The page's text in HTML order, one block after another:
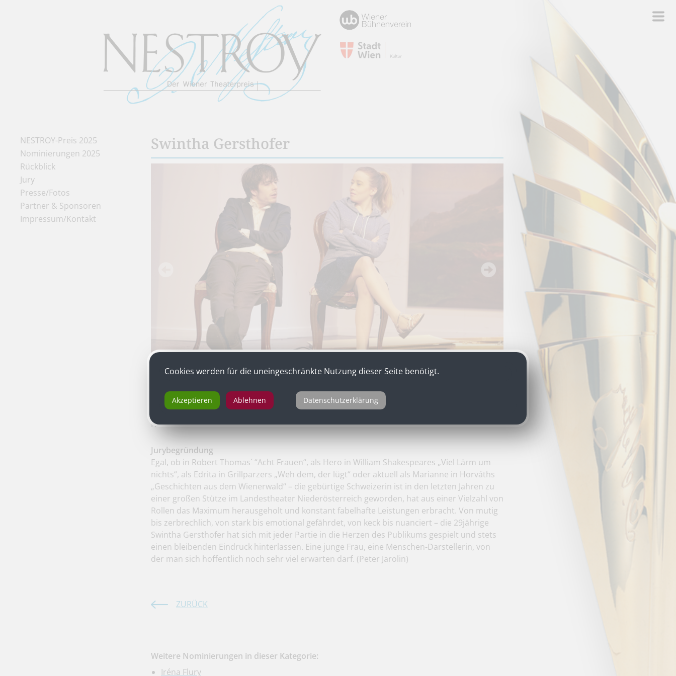
NESTROY-Preis 2025
Nominierungen 2025
Rückblick
Jury
Presse/Fotos
Partner & Sponsoren
Impressum/Kontakt
Swintha Gersthofer
Swintha Gersthofer
als Edrita in „Weh dem, der lügt“ von Franz Grillparzer, Landestheater
Niederösterreich
Jurybegründung
Egal, ob in Robert Thomas´ “Acht Frauen“, als Hero in William Shakespeares „Viel Lärm um
nichts“, als Edrita in Grillparzers „Weh dem, der lügt“ oder aktuell als Marianne in Horváths
„Geschichten aus dem Wienerwald“ – die gebürtige Schweizerin ist in den letzten Jahren zu
einer großen Stütze im Landestheater Niederösterreich geworden, hat aus einer Vielzahl von
Rollen das Maximum herausgeholt und konstant fabelhafte Leistungen erbracht. Von mutig
bis zerbrechlich, von stark bis emotional gefährdet, von keck bis nuanciert – die 29jährige
Swintha Gersthofer hat sich mit jeder Partie in die Herzen des Publikums gespielt und stets
einen bleibenden Eindruck hinterlassen. Eine junge Frau, eine Menschen-Darstellerin, von
der man sich hoffentlich noch sehr viel erwarten darf. (Peter Jarolin)
ZURÜCK
Weitere Nominierungen in dieser Kategorie:
Iréna Flury
Cookies werden für die uneingeschränkte Nutzung dieser Seite benötigt.
Akzeptieren Ablehnen Datenschutzerklärung